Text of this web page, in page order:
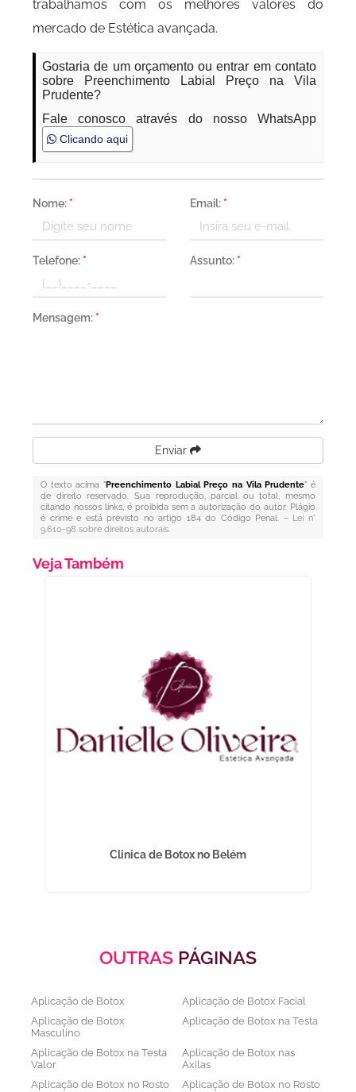
trabalhamos com os melhores valores do
mercado de Estética avançada.
Gostaria de um orçamento ou entrar em contato
sobre Preenchimento Labial Preço na Vila
Prudente?
Fale conosco através do nosso WhatsApp
Clicando aqui
Nome: * Email: *
Telefone: * Assunto: *
Mensagem: *
Enviar
O texto acima "Preenchimento Labial Preço na Vila Prudente" é
de direito reservado. Sua reprodução, parcial ou total, mesmo
citando nossos links, é proibida sem a autorização do autor. Plágio
é crime e está previsto no artigo 184 do Código Penal. – Lei n°
9.610-98 sobre direitos autorais.
Veja Também
Clinica de Botox no Belém
OUTRAS PÁGINAS
Aplicação de Botox
Aplicação de Botox Facial
Aplicação de Botox
Masculino
Aplicação de Botox na Testa
Aplicação de Botox na Testa
Valor
Aplicação de Botox nas
Axilas
Aplicação de Botox no Rosto
Aplicação de Botox no Rosto